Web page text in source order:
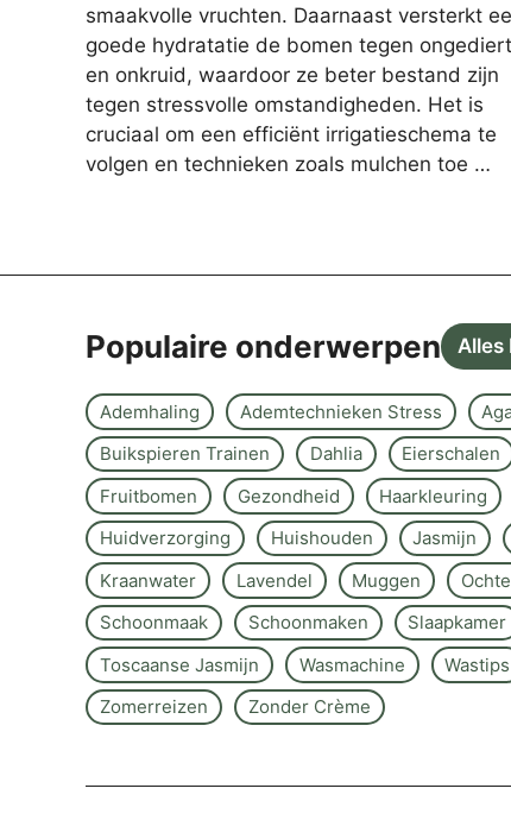
smaakvolle vruchten. Daarnaast versterkt
goede hydratatie de bomen tegen
en onkruid, waardoor ze beter bestand zijn
tegen stressvolle omstandigheden. Het is
cruciaal om een efficiënt irrigatieschema te
volgen en technieken zoals mulchen toe …
Populaire onderwerpen Alles
Ademhaling Ademtechnieken Stress
Buikspieren Trainen
Dahlia Eierschalen
Fruitbomen
Gezondheid Haarkleuring
Huidverzorging
Huishouden Jasmijn
Kraanwater
Lavendel Muggen
Schoonmaak
Schoonmaken Slaapkamer
Toscaanse Jasmijn
Wasmachine Wastips
Zomerreizen
Zonder Crème